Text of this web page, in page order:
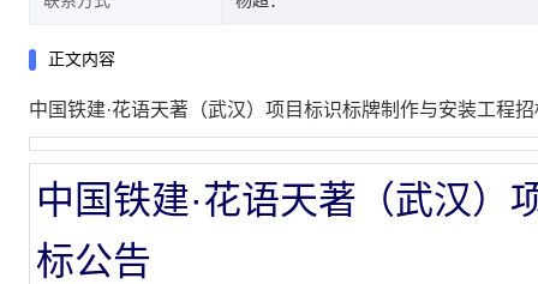
正文内容
中国铁建·花语天著（武汉）项目标识标牌制作与安装工程
中国铁建·花语天著（武汉）
标公告